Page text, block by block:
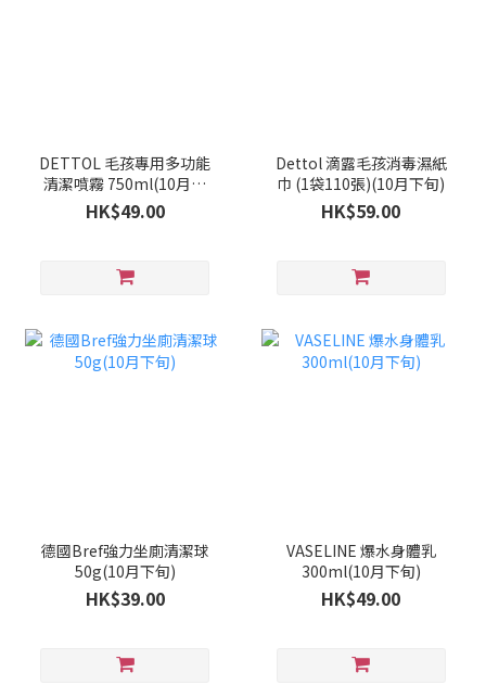
DETTOL 毛孩專用多功能
清潔噴霧 750ml(10月中
旬)
HK$49.00
Dettol 滴露毛孩消毒濕紙
巾 (1袋110張)(10月下旬)
HK$59.00
德國Bref強力坐廁清潔球
50g(10月下旬)
HK$39.00
VASELINE 爆水身體乳
300ml(10月下旬)
HK$49.00